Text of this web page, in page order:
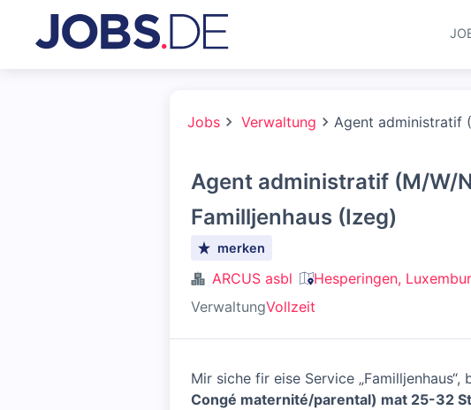
Jobs Verwaltung Agent administratif
Agent administratif (M/W/
Familljenhaus (Izeg)
merken
ARCUS asbl Hesperingen,
VerwaltungVollzeit
Mir siche fir eise Service „Familljenhaus“,
Congé maternité/parental) mat 25-32